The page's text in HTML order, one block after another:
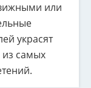
или
украсят
самых